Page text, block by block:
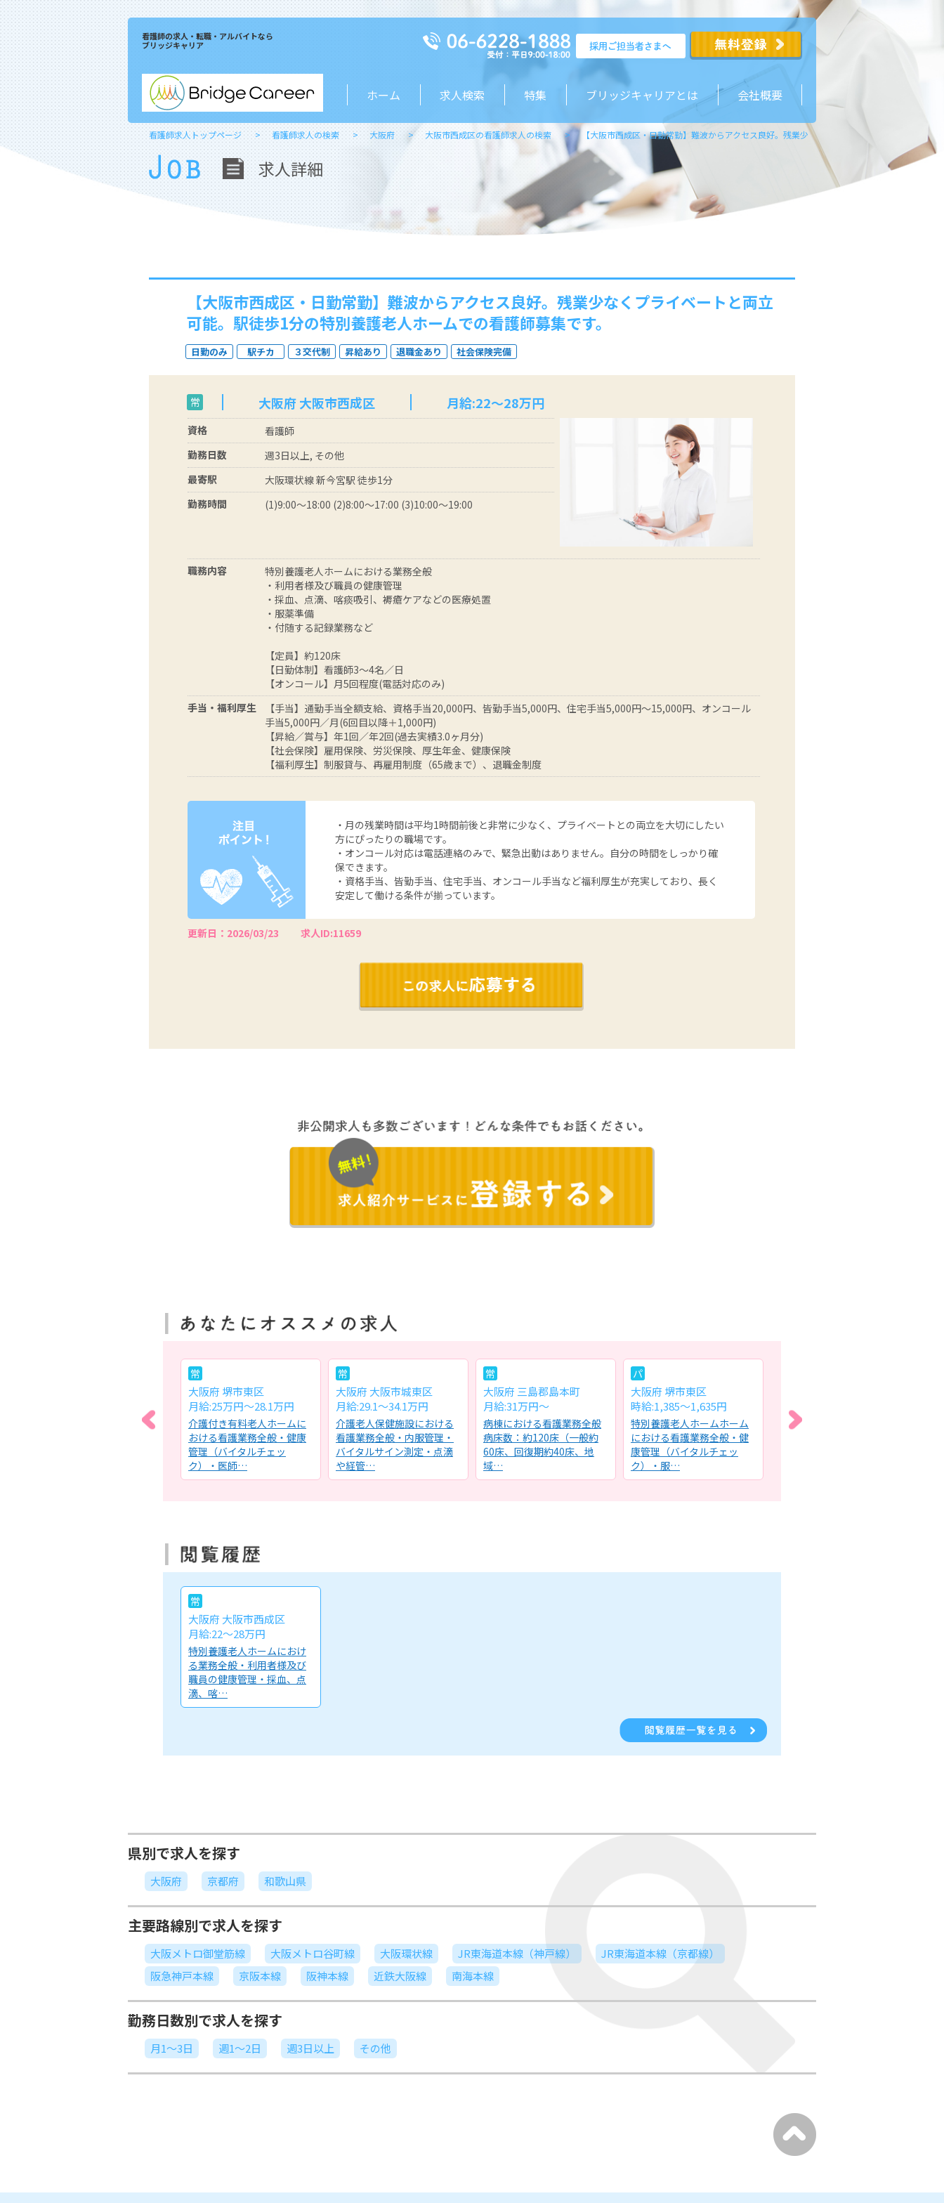
看護師の求人・転職・アルバイトなら
ブリッジキャリア
ホーム 求人検索 特集 ブリッジキャリアとは 会社概要
看護師求人トップページ 看護師求人の検索 大阪府 大阪市西成区の看護師求人の検索 【大阪市西成区・日勤常勤】難波からアクセス良好。残業少なくプライベートと両立可能。駅
求人詳細
【大阪市西成区・日勤常勤】難波からアクセス良好。残業少なくプライベートと両立
可能。駅徒歩1分の特別養護老人ホームでの看護師募集です。
日勤のみ 駅チカ ３交代制 昇給あり 退職金あり 社会保険完備
常 大阪府 大阪市西成区 月給:22～28万円
資格
看護師
勤務日数
週3日以上, その他
最寄駅
大阪環状線 新今宮駅 徒歩1分
勤務時間
(1)9:00～18:00 (2)8:00～17:00 (3)10:00～19:00
職務内容
特別養護老人ホームにおける業務全般
・利用者様及び職員の健康管理
・採血、点滴、喀痰吸引、褥瘡ケアなどの医療処置
・服薬準備
・付随する記録業務など
【定員】約120床
【日勤体制】看護師3～4名／日
【オンコール】月5回程度(電話対応のみ)
手当・福利厚生
【手当】通勤手当全額支給、資格手当20,000円、皆勤手当5,000円、住宅手当5,000円～15,000円、オンコール
手当5,000円／月(6回目以降＋1,000円)
【昇給／賞与】年1回／年2回(過去実績3.0ヶ月分)
【社会保険】雇用保険、労災保険、厚生年金、健康保険
【福利厚生】制服貸与、再雇用制度（65歳まで）、退職金制度
・月の残業時間は平均1時間前後と非常に少なく、プライベートとの両立を大切にしたい
方にぴったりの職場です。
・オンコール対応は電話連絡のみで、緊急出動はありません。自分の時間をしっかり確
保できます。
・資格手当、皆勤手当、住宅手当、オンコール手当など福利厚生が充実しており、長く
安定して働ける条件が揃っています。
更新日：2026/03/23 求人ID:11659
特別養護老人ホームにおけ
常
大阪府 堺市東区
月給:25万円～28.1万円
介護付き有料老人ホームに
おける看護業務全般・健康
管理（バイタルチェッ
ク）・医師…
常
大阪府 大阪市城東区
月給:29.1～34.1万円
介護老人保健施設における
看護業務全般・内服管理・
バイタルサイン測定・点滴
や経管…
常
大阪府 三島郡島本町
月給:31万円～
病棟における看護業務全般
病床数：約120床（一般約
60床、回復期約40床、地
域…
パ
大阪府 堺市東区
時給:1,385～1,635円
特別養護老人ホームホーム
における看護業務全般・健
康管理（バイタルチェッ
ク）・服…
月給:31.6万円～52.6万円
訪問看護ステーションにお
常
大阪府 大阪市西成区
月給:22～28万円
特別養護老人ホームにおけ
る業務全般・利用者様及び
職員の健康管理・採血、点
滴、喀…
県別で求人を探す
大阪府 京都府 和歌山県
主要路線別で求人を探す
大阪メトロ御堂筋線 大阪メトロ谷町線 大阪環状線 JR東海道本線（神戸線）
JR東海道本線（京都線）
阪急神戸本線
京阪本線 阪神本線 近鉄大阪線 南海本線
勤務日数別で求人を探す
月1～3日 週1～2日 週3日以上 その他